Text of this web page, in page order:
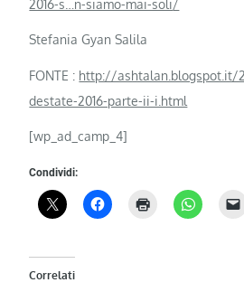
2016-s…n-siamo-mai-soli/
Stefania Gyan Salila
FONTE : http://ashtalan.blogspot.it/
destate-2016-parte-ii-i.html
[wp_ad_camp_4]
Condividi:
Correlati